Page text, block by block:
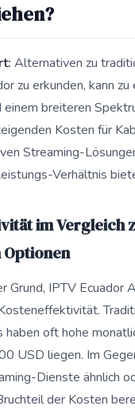
Alternativen zu
zu erkunden, kann zu
einem breiteren
Kosten für
Streaming-
Verhältnis
im Vergleich
Grund, IPTV Ecuador
oft hohe
USD liegen. Im
Dienste ähnlich
der Kosten